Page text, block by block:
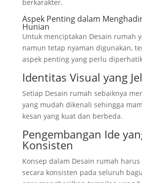
berkarakter.
Aspek Penting dalam
Hunian
Untuk menciptakan Desain rumah
namun tetap nyaman digunakan,
aspek penting yang perlu
Identitas Visual yang
Setiap Desain rumah sebaiknya
yang mudah dikenali sehingga
kesan yang kuat dan berbeda.
Pengembangan Ide
Konsisten
Konsep dalam Desain rumah
secara konsisten pada seluruh